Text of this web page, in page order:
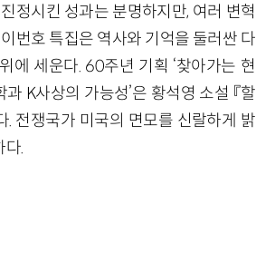
정시킨 성과는 분명하지만, 여러 변혁
번호 특집은 역사와 기억을 둘러싼 다
에 세운다. 60주년 기획 ‘찾아가는 현
K사상의 가능성’은 황석영 소설 『할
. 전쟁국가 미국의 면모를 신랄하게 밝
다.